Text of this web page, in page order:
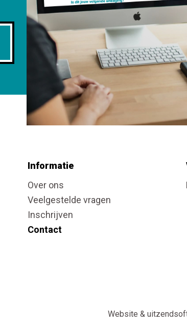
Informatie
Over ons
Veelgestelde vragen
Inschrijven
Contact
Website &